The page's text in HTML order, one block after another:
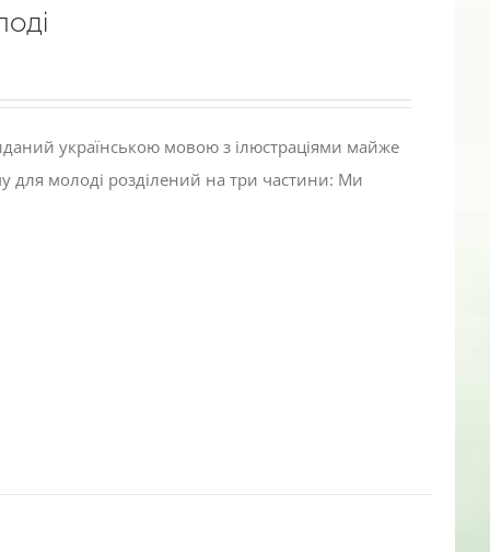
українською мовою з ілюстраціями майже
для молоді розділений на три частини: Ми